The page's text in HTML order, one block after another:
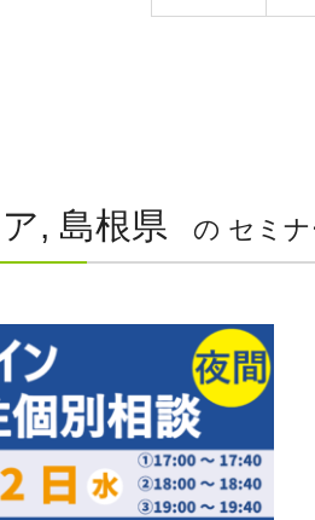
, 島根県 の セミ